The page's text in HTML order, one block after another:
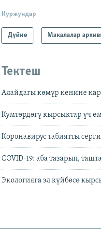
Куржундар
Дүйнө Макалалар
Тектеш
Алайдагы көмүр кенине
Кумтөрдөгү кырсыктар үч
Коронавирус табиятты
COVID-19: аба тазарып,
Экологияга эл күйбөсө